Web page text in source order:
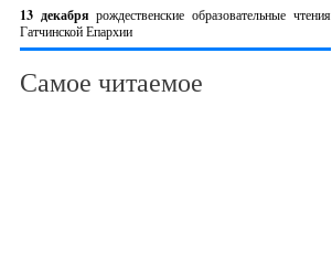
13 декабрярождественские образовательные чтения
Гатчинской Епархии
Самое читаемое